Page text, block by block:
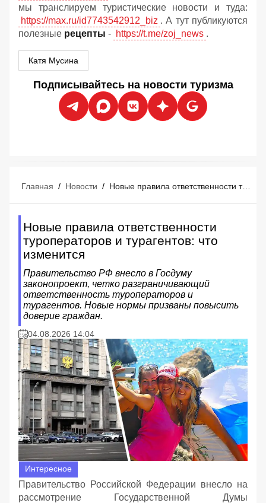
мы транслируем туристические новости и туда:
https://max.ru/id7743542912_biz . А тут публикуются
полезные рецепты - https://t.me/zoj_news .
Катя Мусина
Подписывайтесь на новости туризма
Главная / Новости / Новые правила ответственности туроператоров и турагентов: что изменится
Новые правила ответственности
туроператоров и турагентов: что
изменится
Правительство РФ внесло в Госдуму
законопроект, четко разграничивающий
ответственность туроператоров и
турагентов. Новые нормы призваны повысить
доверие граждан.
04.08.2026 14:04
Интересное
Правительство Российской Федерации внесло на
рассмотрение Государственной Думы